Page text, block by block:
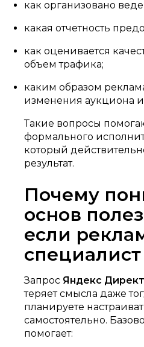
как организовано
какая отчетность
как оценивается
объем трафика;
каким образом
изменения аукциона и
Такие вопросы
формального
который
результат.
Почему
основ
если
специалист
Запрос Яндекс
теряет смысла даже
планируете
самостоятельно.
помогает: